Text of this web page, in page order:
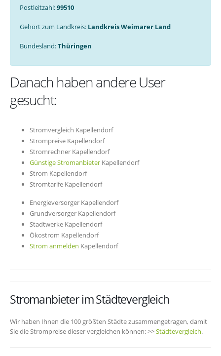
Postleitzahl:99510
Gehört zum Landkreis: Landkreis Weimarer Land
Bundesland:Thüringen
Danach haben andere User
gesucht:
Stromvergleich Kapellendorf
Strompreise Kapellendorf
Stromrechner Kapellendorf
Günstige Stromanbieter Kapellendorf
Strom Kapellendorf
Stromtarife Kapellendorf
Energieversorger Kapellendorf
Grundversorger Kapellendorf
Stadtwerke Kapellendorf
Ökostrom Kapellendorf
Strom anmelden Kapellendorf
Stromanbieter im Städtevergleich
Wir haben Ihnen die 100 größten Städte zusammengetragen, damit
Sie die Strompreise dieser vergleichen können: >>Städtevergleich.